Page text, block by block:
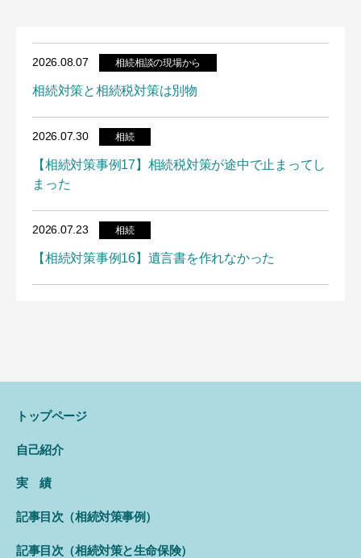
2026.08.07 相続相談の現場から
相続対策と相続税対策は別物
2026.07.30 相続
【相続対策事例17】相続税対策が途中で止まってし
まった
2026.07.23 相続
【相続対策事例16】遺言書を作れなかった
トップページ
自己紹介
実 績
記事目次（相続対策事例）
記事目次（相続対策と生命保険）